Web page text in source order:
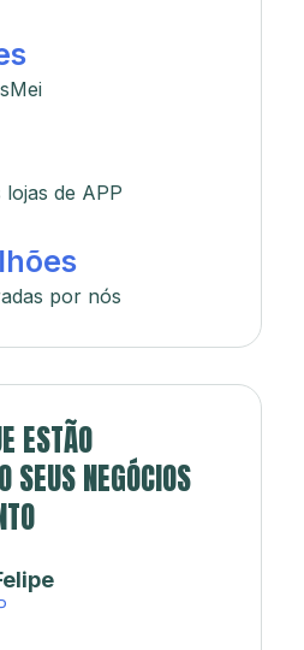
de APP
por nós
ESTÃO
SEUS NEGÓCIOS
e sorveteria
- RJ